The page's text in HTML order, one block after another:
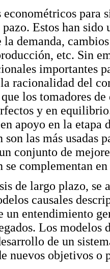
econométricos para
Estos han
la demanda,
etc. Sin
importantes
racionalidad del
los tomadores
y en
apoyo en la etapa
las más usadas
conjunto de
complementan
de largo plazo, se
causales
un entendimiento
Los
de un
nuevos objetivos o